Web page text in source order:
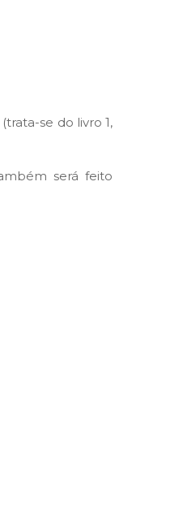
se do livro 1,
será feito